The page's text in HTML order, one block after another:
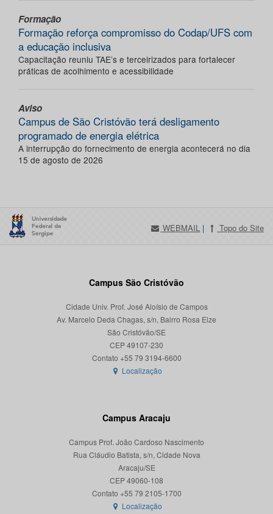
Formação
Formação reforça compromisso do Codap/UFS com
a educação inclusiva
Capacitação reuniu TAE’s e terceirizados para fortalecer
práticas de acolhimento e acessibilidade
Aviso
Campus de São Cristóvão terá desligamento
programado de energia elétrica
A interrupção do fornecimento de energia acontecerá no dia
15 de agosto de 2026
WEBMAIL | Topo do Site
Campus São Cristóvão
Cidade Univ. Prof. José Aloísio de Campos
Av. Marcelo Deda Chagas, s/n, Bairro Rosa Elze
São Cristóvão/SE
CEP 49107-230
Localização
Campus Aracaju
Campus Prof. João Cardoso Nascimento
Rua Cláudio Batista, s/n, Cidade Nova
Aracaju/SE
CEP 49060-108
Localização